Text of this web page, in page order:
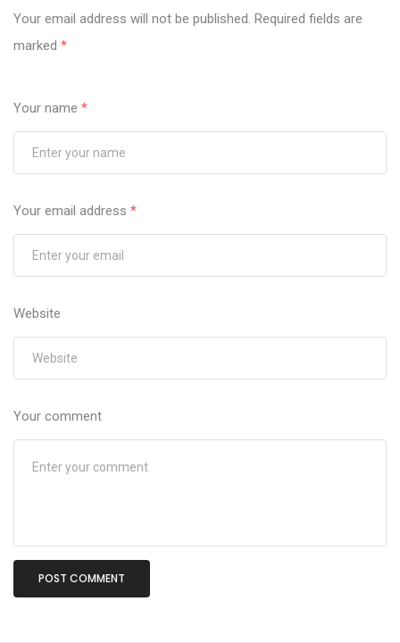
Your email address will not be published. Required fields are
marked *
Your name *
Your email address *
Website
Your comment